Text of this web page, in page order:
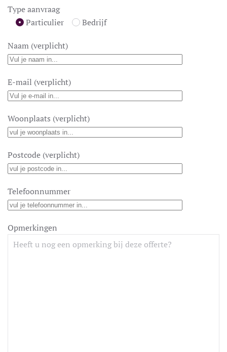
Type aanvraag
Particulier
Bedrijf
Naam (verplicht)
E-mail (verplicht)
Woonplaats (verplicht)
Postcode (verplicht)
Telefoonnummer
Opmerkingen